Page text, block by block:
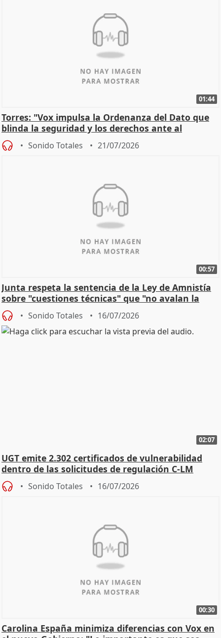
01:44
Torres: "Vox impulsa la Ordenanza del Dato que
blinda la seguridad y los derechos ante al
control"
Sonido Totales 21/07/2026
00:57
Junta respeta la sentencia de la Ley de Amnistía
sobre "cuestiones técnicas" que "no avalan la
const
Sonido Totales 16/07/2026
02:07
UGT emite 2.302 certificados de vulnerabilidad
dentro de las solicitudes de regulación C-LM
Sonido Totales 16/07/2026
00:30
Carolina España minimiza diferencias con Vox en